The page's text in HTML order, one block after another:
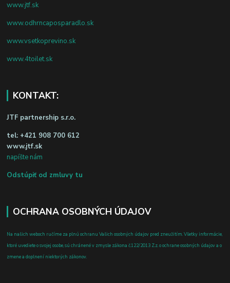
www.jtf.sk
www.odhrncaposparadlo.sk
www.vsetkoprevino.sk
www.4toilet.sk
KONTAKT:
JTF partnership s.r.o.
tel: +421 908 700 612
www.jtf.sk
napíšte nám
Odstúpiť od zmluvy tu
OCHRANA OSOBNÝCH ÚDAJOV
Na našich weboch ručíme za plnú ochranu Vašich osobných údajov pred zneužitím. Všetky informácie,
ktoré uvediete o svojej osobe, sú chránené v zmysle zákona č.122/2013 Z.z. o ochrane osobných údajov a o
zmene a doplnení niektorých zákonov.